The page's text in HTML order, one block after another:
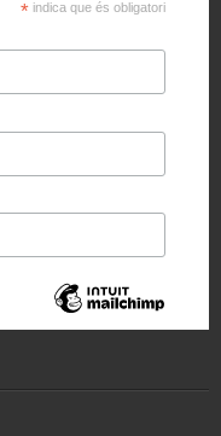
* indica que és obligatori